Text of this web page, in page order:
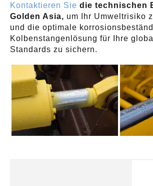
Kontaktieren Sie die technischen
Golden Asia, um Ihr Umweltrisiko
und die optimale
Kolbenstangenlösung für Ihre
Standards zu sichern.